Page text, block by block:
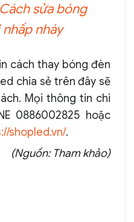
Cách sửa bóng
nháy
cách thay bóng đèn
chia sẻ trên đây sẽ
Mọi thông tin chi
0886002825 hoặc
shopled.vn/.
(Nguồn: Tham khảo)